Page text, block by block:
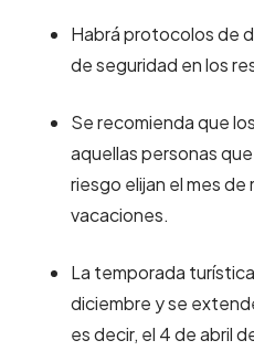
Habrá protocolos de
de seguridad en los
Se recomienda que
aquellas personas
riesgo elijan el mes
vacaciones.
La temporada
diciembre y se
es decir, el 4 de abril